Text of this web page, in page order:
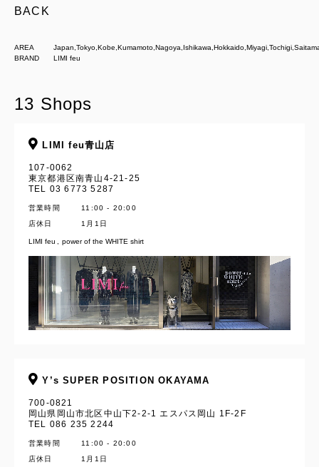
BACK
AREA
BRAND
LIMI feu
13 Shops
LIMI feu青山店
107-0062
東京都港区南青山4-21-25
TEL 03 6773 5287
営業時間
11:00 - 20:00
店休日
1月1日
LIMI feu power of the WHITE shirt
Y’s SUPER POSITION OKAYAMA
700-0821
岡山県岡山市北区中山下2-2-1 エスパス岡山 1F-2F
TEL 086 235 2244
営業時間
11:00 - 20:00
店休日
1月1日